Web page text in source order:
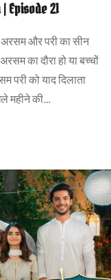
Episode 21
अरसम और परी का सीन
का दौरा हो या बच्चों
को याद दिलाता
महीने की…